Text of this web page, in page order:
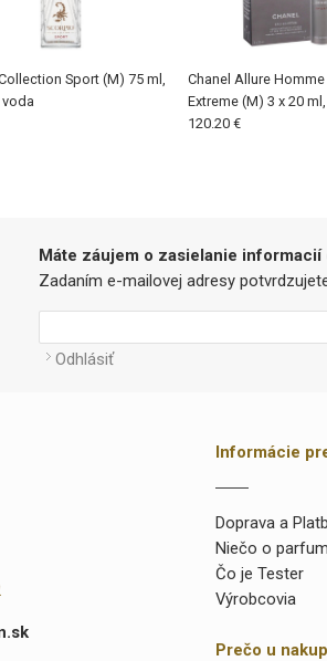
Sport (M) 75 ml,
Chanel Allure Homme
Extreme (M) 3 x 20
Twist and Spray
120.20 €
Máte záujem o zasielanie informacií
Zadaním e-mailovej adresy
Odhlásiť
Informácie
Doprava a
Niečo o
Čo je Tester
Výrobcovia
Prečo u